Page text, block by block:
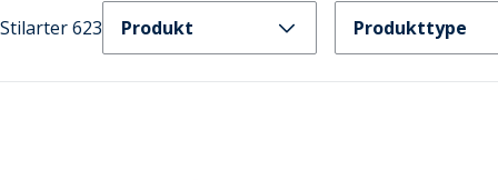
Stilarter 623 Produkt Produkttype